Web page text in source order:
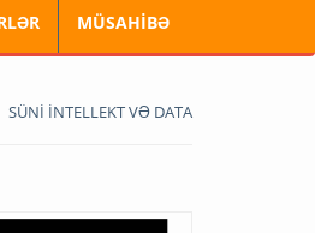
MÜSAHİBƏ
SÜNİ İNTELLEKT VƏ DATA